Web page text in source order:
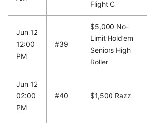
Flight C
Jun 12
12:00
PM
#39
$5,000 No-
Limit Hold’em
Seniors High
Roller
Jun 12
02:00
PM
#40 $1,500 Razz